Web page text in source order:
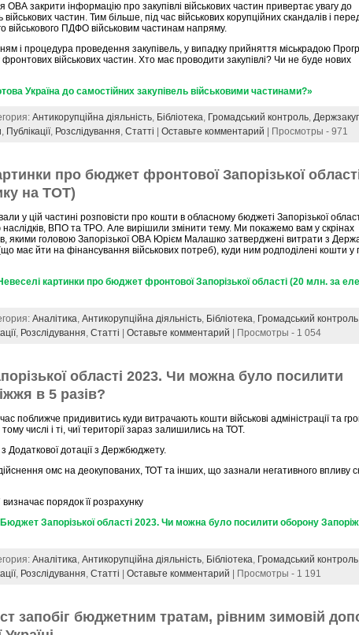
ОВА закрити інформацію про закупівлі військових частин привертає увагу до
військових частин. Тим більше, під час військових корупційних скандалів і
військового ПДФО військовим частинам напряму.
і процедура проведення закупівель, у випадку прийняття міськрадою
фронтових військових частин. Хто має проводити закупівлі? Чи не буде нових
Україна до самостійних закупівель військовими частинами?»
Антикорупційна діяльність, Бібліотека, Громадський контроль,
, Публікації, Розслідування,Статті |Оставьте комментарий | Просмотры - 971
про бюджет фронтової Запорізької
на ТОТ)
у цій частині розповісти про кошти в обласному бюджеті Запорізької
наслідків, ВПО та ТРО. Але вирішили змінити тему. Ми покажемо вам у скрінах
якими головою Запорізької ОВА Юрієм Малашко затверджені витрати з
має йти на фінансування військових потреб), куди ним родподілені кошти у
картинки про бюджет фронтової Запорізької області (20 млн. за
Аналітика,Антикорупційна діяльність, Бібліотека, Громадський контроль
, Розслідування,Статті |Оставьте комментарий | Просмотры - 1 054
області 2023. Чи можна було посилити
в 5 разів?
поближче придивитись куди витрачають кошти військові адміністрації та
тому числі і ті, чиї території зараз залишились на ТОТ.
з Додаткової дотації з Держбюджету.
омс на деокупованих, ТОТ та інших, що зазнали негативного впливу
порядок її розрахунку
Запорізької області 2023. Чи можна було посилити оборону
Аналітика,Антикорупційна діяльність, Бібліотека, Громадський контроль
, Розслідування,Статті |Оставьте комментарий | Просмотры - 1 191
запобіг бюджетним тратам, рівним зимовій